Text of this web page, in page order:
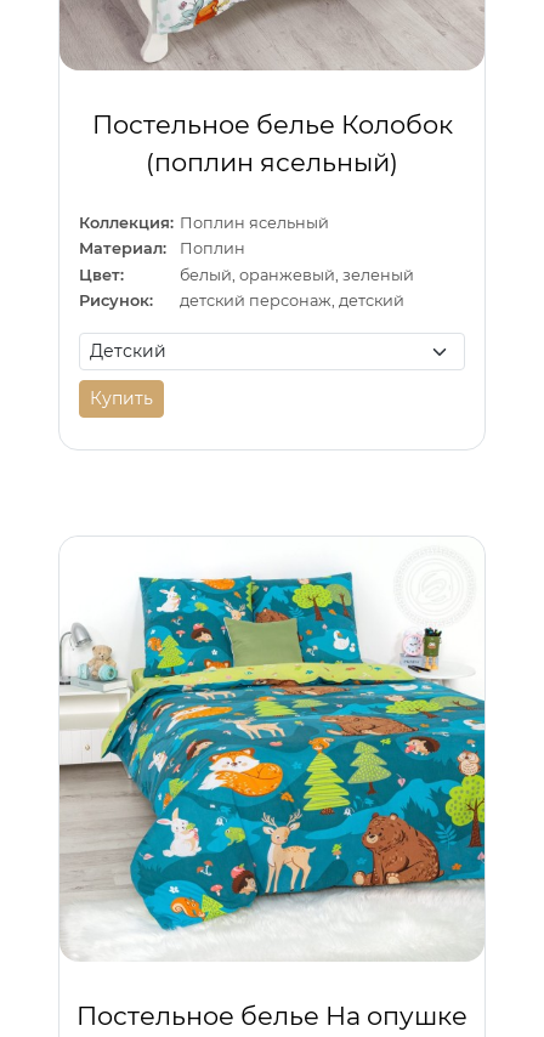
Постельное белье Колобок
(поплин ясельный)
Коллекция: Поплин ясельный
Материал:
Поплин
Цвет:
белый, оранжевый, зеленый
Рисунок:
детский персонаж, детский
Купить
Постельное белье На опушке